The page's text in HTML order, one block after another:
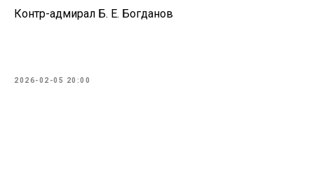
Контр-адмирал Б. Е. Богданов
2026-02-05 20:00